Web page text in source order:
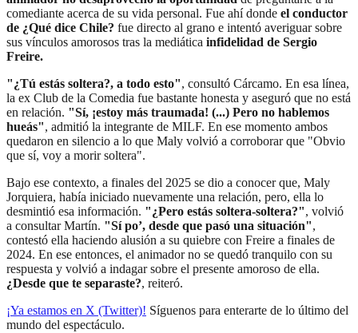
comediante acerca de su vida personal. Fue ahí donde el conductor
de ¿Qué dice Chile? fue directo al grano e intentó averiguar sobre
sus vínculos amorosos tras la mediática infidelidad de Sergio
Freire.
"¿Tú estás soltera?, a todo esto", consultó Cárcamo. En esa línea,
la ex Club de la Comedia fue bastante honesta y aseguró que no está
en relación. "Sí, ¡estoy más traumada! (...) Pero no hablemos
hueás", admitió la integrante de MILF. En ese momento ambos
quedaron en silencio a lo que Maly volvió a corroborar que "Obvio
que sí, voy a morir soltera".
Bajo ese contexto, a finales del 2025 se dio a conocer que, Maly
Jorquiera, había iniciado nuevamente una relación, pero, ella lo
desmintió esa información. "¿Pero estás soltera-soltera?", volvió
a consultar Martín. "Sí po’, desde que pasó una situación",
contestó ella haciendo alusión a su quiebre con Freire a finales de
2024. En ese entonces, el animador no se quedó tranquilo con su
respuesta y volvió a indagar sobre el presente amoroso de ella.
¿Desde que te separaste?, reiteró.
¡Ya estamos en X (Twitter)! Síguenos para enterarte de lo último del
mundo del espectáculo.